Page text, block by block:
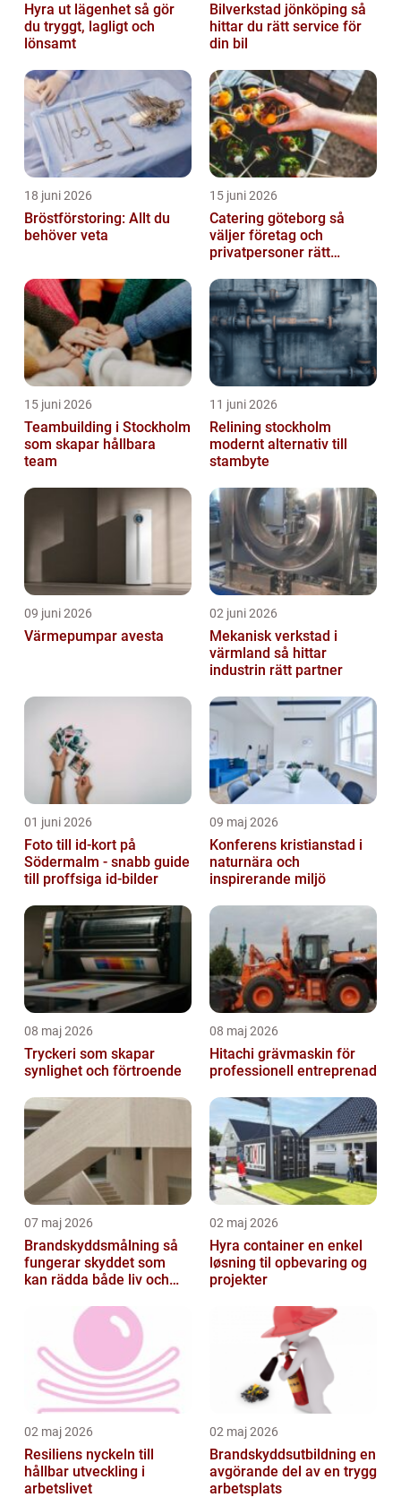
Hyra ut lägenhet så gör
du tryggt, lagligt och
lönsamt
Bilverkstad jönköping så
hittar du rätt service för
din bil
18 juni 2026
Bröstförstoring: Allt du
behöver veta
15 juni 2026
Catering göteborg så
väljer företag och
privatpersoner rätt
15 juni 2026
Teambuilding i Stockholm
som skapar hållbara
team
11 juni 2026
Relining stockholm
modernt alternativ till
stambyte
09 juni 2026
Värmepumpar avesta
02 juni 2026
Mekanisk verkstad i
värmland så hittar
industrin rätt partner
01 juni 2026
Foto till id-kort på
Södermalm - snabb guide
till proffsiga id-bilder
09 maj 2026
Konferens kristianstad i
naturnära och
inspirerande miljö
08 maj 2026
Tryckeri som skapar
synlighet och förtroende
08 maj 2026
Hitachi grävmaskin för
professionell entreprenad
07 maj 2026
Brandskyddsmålning så
fungerar skyddet som
kan rädda både liv och
02 maj 2026
Hyra container en enkel
løsning til opbevaring og
projekter
02 maj 2026
Resiliens nyckeln till
hållbar utveckling i
arbetslivet
02 maj 2026
Brandskyddsutbildning en
avgörande del av en trygg
arbetsplats